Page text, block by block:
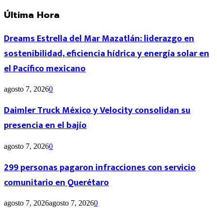
Última Hora
Dreams Estrella del Mar Mazatlán: liderazgo en
sostenibilidad, eficiencia hídrica y energía solar en
el Pacífico mexicano
agosto 7, 20260
Daimler Truck México y Velocity consolidan su
presencia en el bajío
agosto 7, 20260
299 personas pagaron infracciones con servicio
comunitario en Querétaro
agosto 7, 2026agosto 7, 20260